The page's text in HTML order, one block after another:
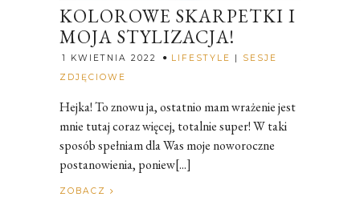
KOLOROWE SKARPETKI I
MOJA STYLIZACJA!
1 KWIETNIA 2022 LIFESTYLE | SESJE
ZDJĘCIOWE
Hejka! To znowu ja, ostatnio mam wrażenie jest
mnie tutaj coraz więcej, totalnie super! W taki
sposób spełniam dla Was moje noworoczne
postanowienia, poniew[...]
ZOBACZ